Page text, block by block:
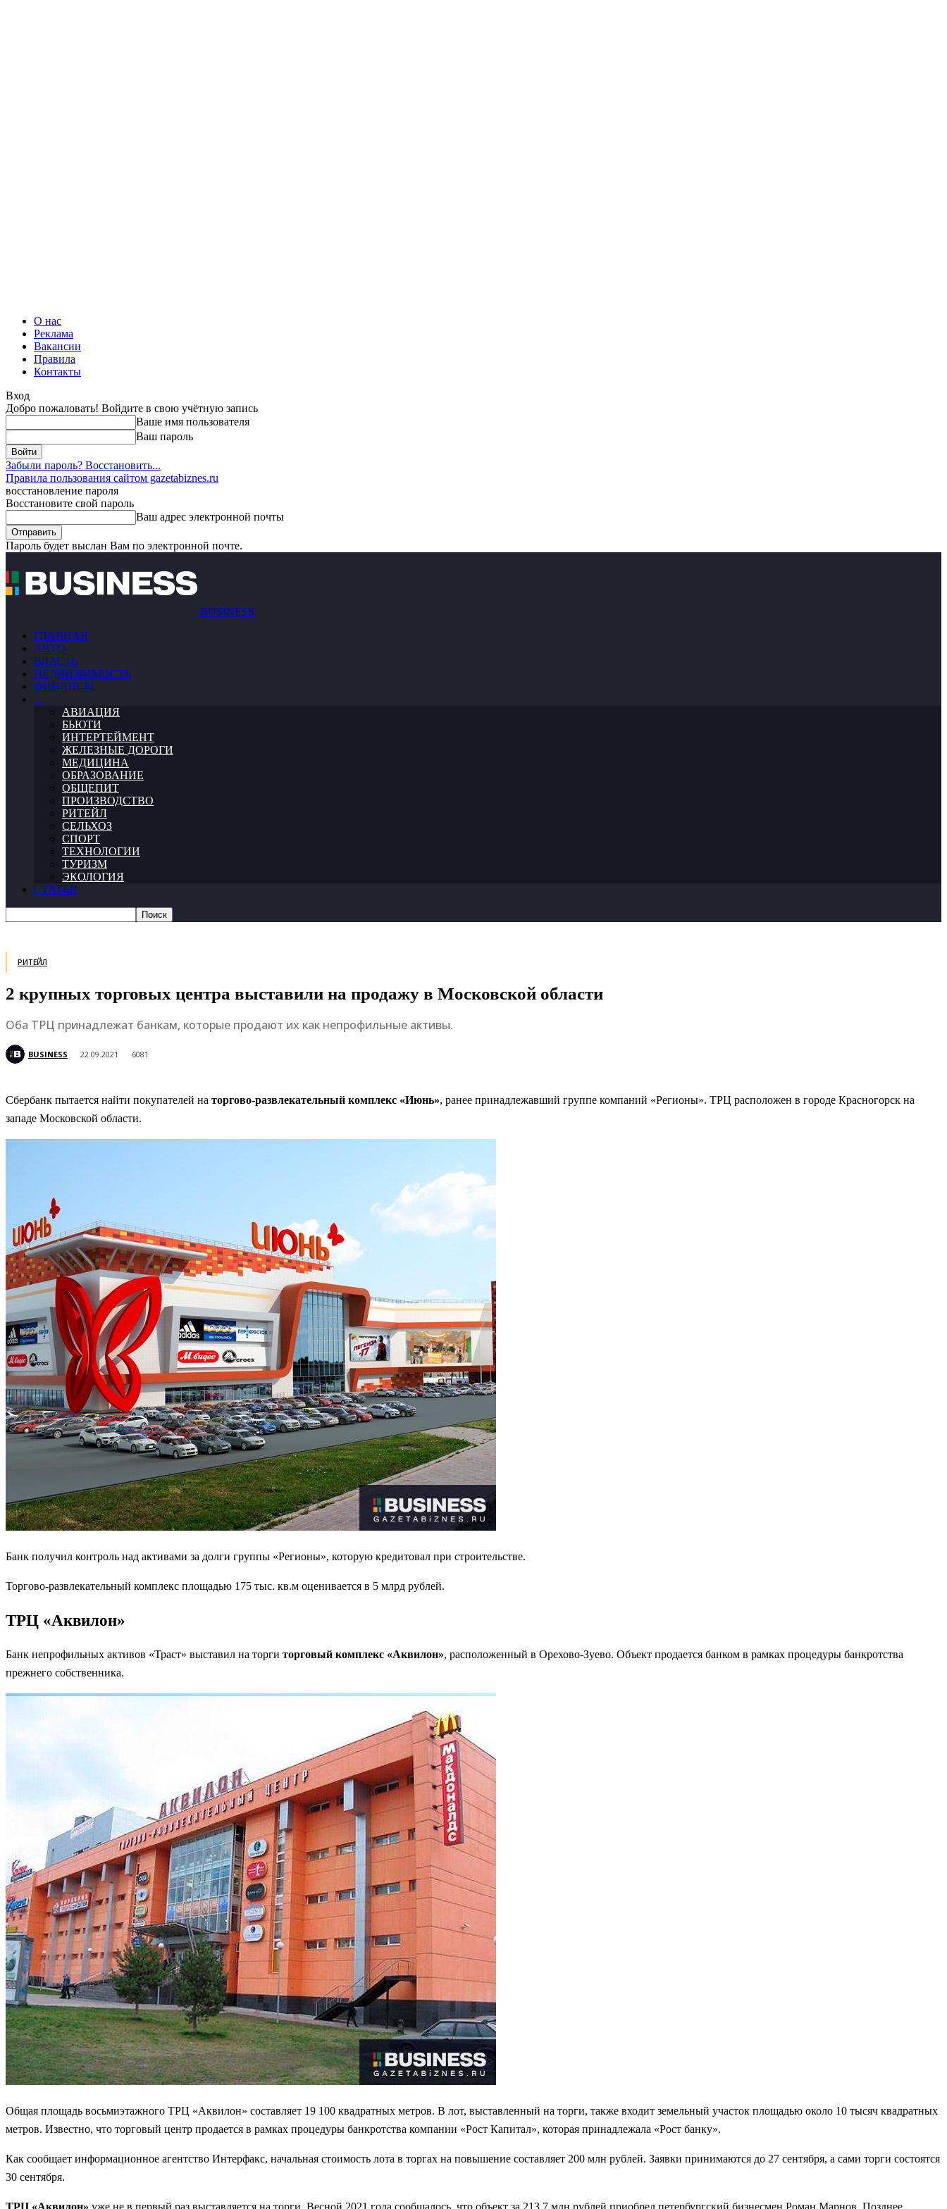
О нас
Реклама
Вакансии
Правила
Контакты
Вход
Добро пожаловать! Войдите в свою учётную запись
Ваше имя пользователя
Ваш пароль
Забыли пароль? Восстановить...
Правила пользования сайтом gazetabiznes.ru
восстановление пароля
Восстановите свой пароль
Ваш адрес электронной почты
Пароль будет выслан Вам по электронной почте.
BUSINESS
ГЛАВНАЯ
АВТО
ВЛАСТЬ
НЕДВИЖИМОСТЬ
ФИНАНСЫ
…
АВИАЦИЯ
БЬЮТИ
ИНТЕРТЕЙМЕНТ
ЖЕЛЕЗНЫЕ ДОРОГИ
МЕДИЦИНА
ОБРАЗОВАНИЕ
ОБЩЕПИТ
ПРОИЗВОДСТВО
РИТЕЙЛ
СЕЛЬХОЗ
СПОРТ
ТЕХНОЛОГИИ
ТУРИЗМ
ЭКОЛОГИЯ
СТАТЬИ
РИТЕЙЛ
2 крупных торговых центра выставили на продажу в Московской области
Оба ТРЦ принадлежат банкам, которые продают их как непрофильные активы.
BUSINESS 22.09.2021 6081
Сбербанк пытается найти покупателей на торгово-развлекательный комплекс «Июнь», ранее принадлежавший группе компаний «Регионы». ТРЦ расположен в городе Красногорск на
западе Московской области.
Банк получил контроль над активами за долги группы «Регионы», которую кредитовал при строительстве.
Торгово-развлекательный комплекс площадью 175 тыс. кв.м оценивается в 5 млрд рублей.
ТРЦ «Аквилон»
Банк непрофильных активов «Траст» выставил на торги торговый комплекс «Аквилон», расположенный в Орехово-Зуево. Объект продается банком в рамках процедуры банкротства
прежнего собственника.
Общая площадь восьмиэтажного ТРЦ «Аквилон» составляет 19 100 квадратных метров. В лот, выставленный на торги, также входит земельный участок площадью около 10 тысяч квадратных
метров. Известно, что торговый центр продается в рамках процедуры банкротства компании «Рост Капитал», которая принадлежала «Рост банку».
Как сообщает информационное агентство Интерфакс, начальная стоимость лота в торгах на повышение составляет 200 млн рублей. Заявки принимаются до 27 сентября, а сами торги состоятся
30 сентября.